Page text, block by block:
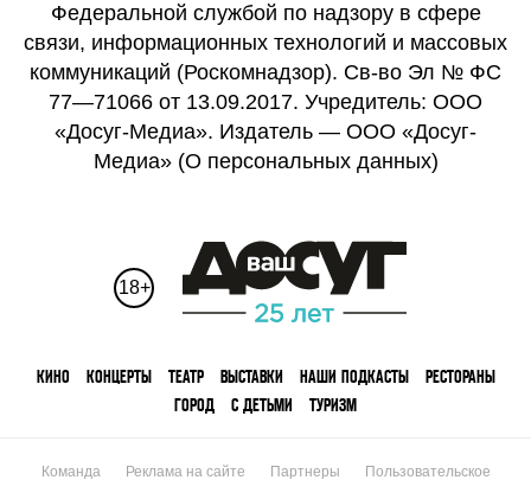
Федеральной службой по надзору в сфере
связи, информационных технологий и массовых
коммуникаций (Роскомнадзор). Св-во Эл № ФС
77—71066 от 13.09.2017. Учредитель: ООО
«Досуг-Медиа». Издатель — ООО «Досуг-
Медиа» (О персональных данных)
18+
КИНО КОНЦЕРТЫ ТЕАТР ВЫСТАВКИ НАШИ ПОДКАСТЫ
РЕСТОРАНЫ
ГОРОД
С ДЕТЬМИ ТУРИЗМ
Команда Реклама на сайте Партнеры Пользовательское